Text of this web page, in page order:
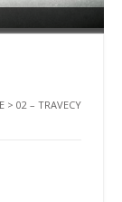
> 02 – TRAVECY